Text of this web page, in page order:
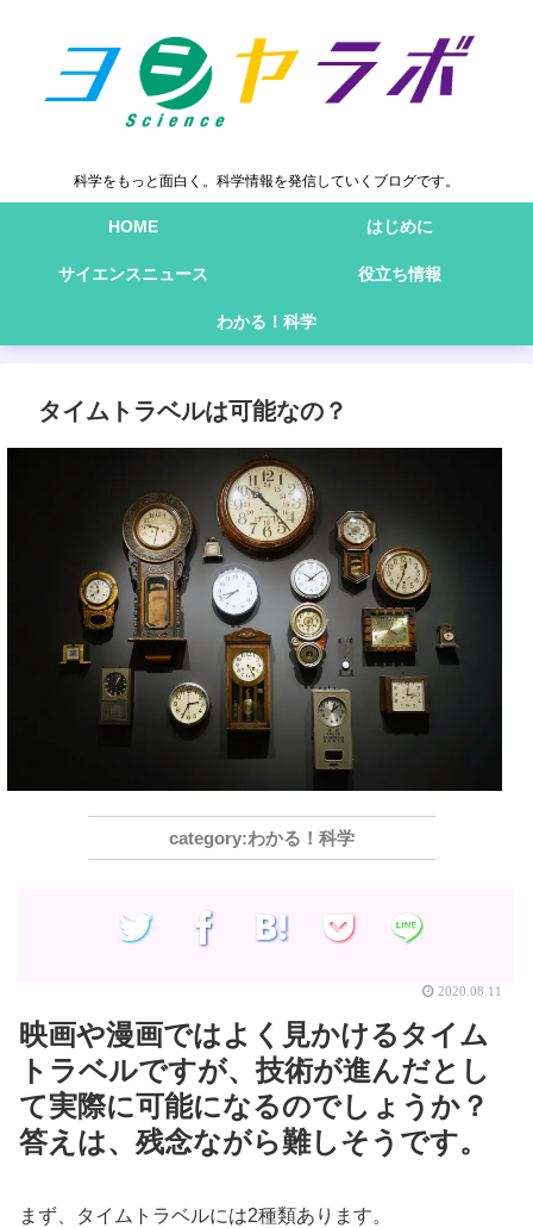
科学をもっと面白く。科学情報を発信していくブログです。
HOME はじめに
サイエンスニュース 役立ち情報
わかる！科学
タイムトラベルは可能なの？
わかる！科学
2020.08.11
映画や漫画ではよく見かけるタイム
トラベルですが、技術が進んだとし
て実際に可能になるのでしょうか？
答えは、残念ながら難しそうです。
まず、タイムトラベルには2種類あります。